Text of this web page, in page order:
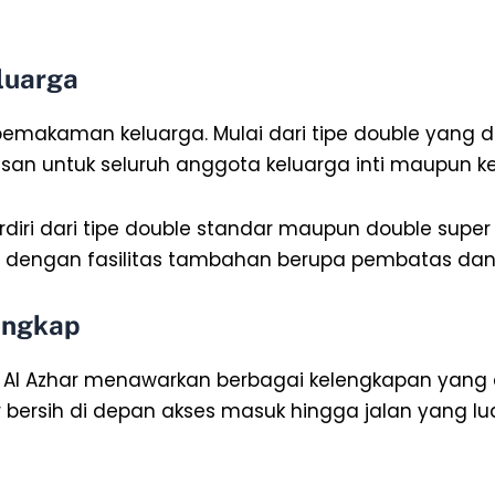
keluarga. Mulai dari tipe double yang
untuk seluruh anggota keluarga inti maupun
dari tipe double standar maupun double
fasilitas tambahan berupa pembatas
Azhar menawarkan berbagai kelengkapan
di depan akses masuk hingga jalan yang